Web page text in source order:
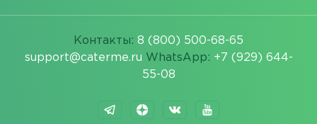
Контакты: 8 (800) 500-68-65
support@caterme.ru WhatsApp: +7 (929) 644-
55-08